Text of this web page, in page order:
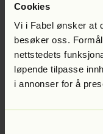
Cookies
Vi i Fabel ønsker at
besøker oss.
nettstedets
løpende tilpasse
i annonser for å